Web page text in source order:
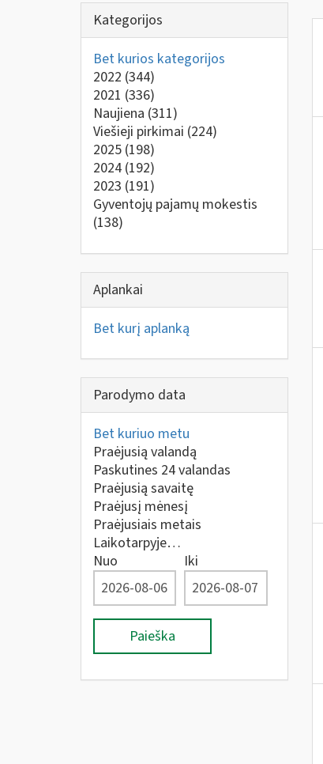
Kategorijos
Bet kurios kategorijos
2022 (344)
2021 (336)
Naujiena (311)
Viešieji pirkimai (224)
2025 (198)
2024 (192)
2023 (191)
Gyventojų pajamų mokestis
(138)
Aplankai
Bet kurį aplanką
Parodymo data
Bet kuriuo metu
Praėjusią valandą
Paskutines 24 valandas
Praėjusią savaitę
Praėjusį mėnesį
Praėjusiais metais
Laikotarpyje…
Nuo
Iki
Paieška